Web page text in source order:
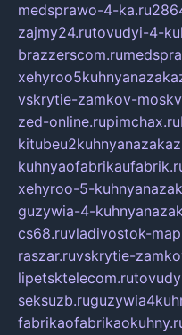
medsprawo-4-ka.ru
zajmy24.rutovudyi-4-
brazzerscom.ru
vskrytie-zamkov-
zed-online.rupimchax.ru
xehyroo-5-
guzywia-4-
cs68.ruvladivostok-
raszar.ruvskrytie-
lipetsktelecom.ru
seksuzb.ru